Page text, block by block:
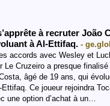
à recruter João
à Al-Ettifaq. -
accords avec Wesley et
Le Cruzeiro a presque
âgé de 19 ans, qui
Ce joueur rejoindra
une option d’achat à un…